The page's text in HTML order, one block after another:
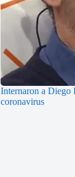
Internaron a Diego
coronavirus